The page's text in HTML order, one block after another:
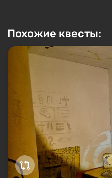
Похожие квесты: